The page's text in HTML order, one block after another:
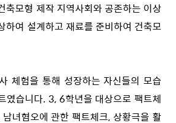
축모형 제작 지역사회와 공존하는 이상
하여 설계하고 재료를 준비하여 건축모
체험을 통해 성장하는 자신들의 모습
였습니다. 3, 6학년을 대상으로 팩트체
녀혐오에 관한 팩트체크, 상황극을 활